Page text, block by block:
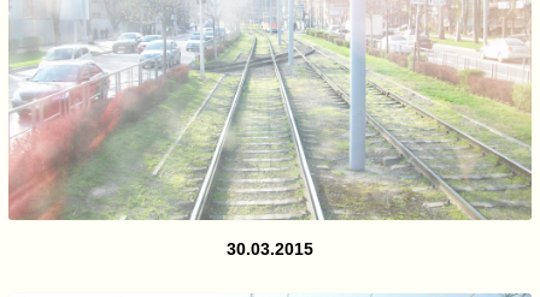
30.03.2015